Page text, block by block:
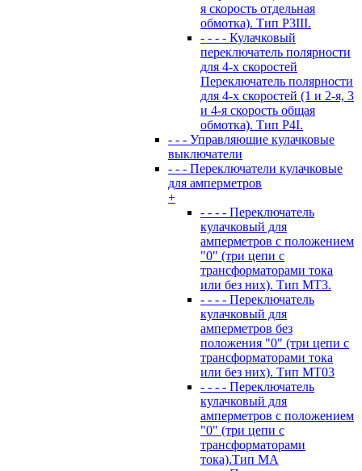
я скорость отдельная
обмотка). Тип P3III.
- - - - Кулачковый
переключатель полярности
для 4-х скоростей
Переключатель полярности
для 4-х скоростей (1 и 2-я, 3
и 4-я скорость общая
обмотка). Тип P4I.
- - - Управляющие кулачковые
выключатели
- - - Переключатели кулачковые
для амперметров
+
- - - - Переключатель
кулачковый для
амперметров с положением
"0" (три цепи с
трансформаторами тока
или без них). Тип MT3.
- - - - Переключатель
кулачковый для
амперметров без
положения "0" (три цепи с
трансформаторами тока
или без них). Тип MT03
- - - - Переключатель
кулачковый для
амперметров с положением
"0" (три цепи с
трансформаторами
тока).Тип MA